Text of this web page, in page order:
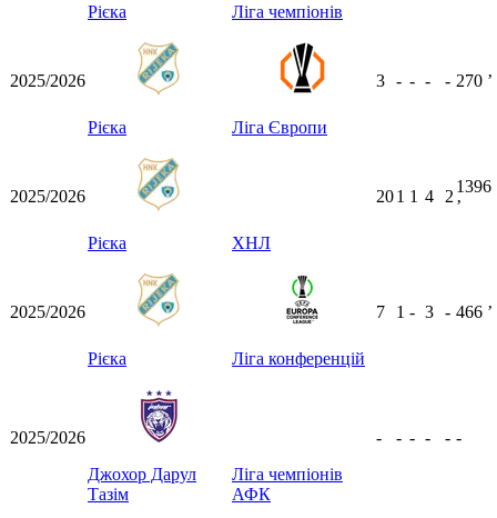
Рієка Ліга чемпіонів
2025/2026
Рієка Ліга Європи
3 - - - - 270 ʼ
2025/2026
Рієка ХНЛ
201 1 4 2
1396
ʼ
2025/2026
Рієка Ліга конференцій
7 1 - 3 - 466 ʼ
2025/2026
Джохор Дарул
Тазім
Ліга чемпіонів
АФК
- - - - - -